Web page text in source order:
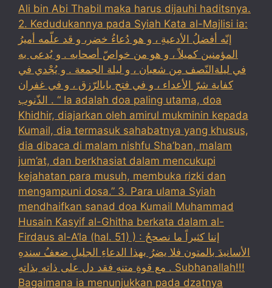
Ali bin Abi Thabil maka harus dijauhi haditsnya.
2. Kedudukannya pada Syiah Kata al-Majlisi ia:
إنّه أفضلُ الأدعيةِ ، و هو دُعاءُ خضر، و قد علّمه أميرُ
المؤمنين كميلاً ، و هو من خواصّ أصحابه . و يُدعى به
في ليلةالنّصف مِن شعبان ، و ليلة الجمعة . و يُجْدي في
كفاية شرّ الأعداء ، و في فتح بابالرّزق ، و في غفران
الذّنوب . “ Ia adalah doa paling utama, doa
Khidhir, diajarkan oleh amirul mukminin kepada
Kumail, dia termasuk sahabatnya yang khusus,
dia dibaca di malam nishfu Sha’ban, malam
jum’at, dan berkhasiat dalam mencukupi
kejahatan para musuh, membuka rizki dan
mengampuni dosa.” 3. Para ulama Syiah
mendhaifkan sanad doa Kumail Muhammad
Husain Kasyif al-Ghitha berkata dalam al-
Firdaus al-A’la (hal. 51) ) : إننا كثيراً ما نصححُ
الأسانيدَ بالمتون فلا يضرُ بهذا الدعاءِ الجليلِ ضعفُ سندهِ
مع قوةِ متنهِ فقد دل على ذاته بذاتهِ . Subhanallah!!!
Bagaimana ia menunjukkan pada dzatnya